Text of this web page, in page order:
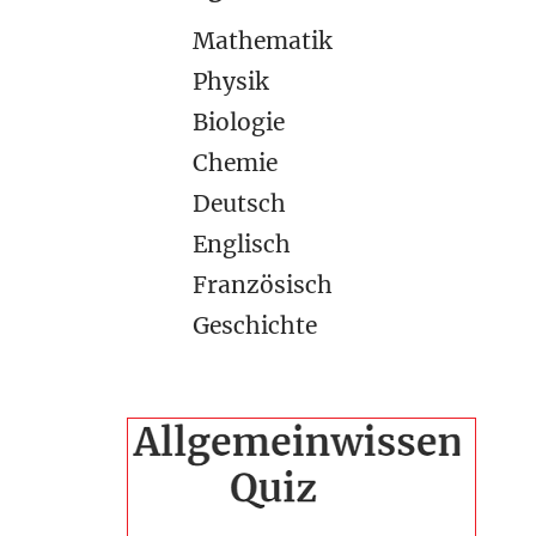
Mathematik
Physik
Biologie
Chemie
Deutsch
Englisch
Französisch
Geschichte